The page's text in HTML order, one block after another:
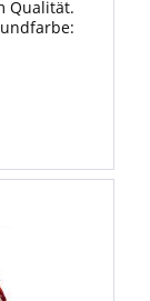
Qualität.